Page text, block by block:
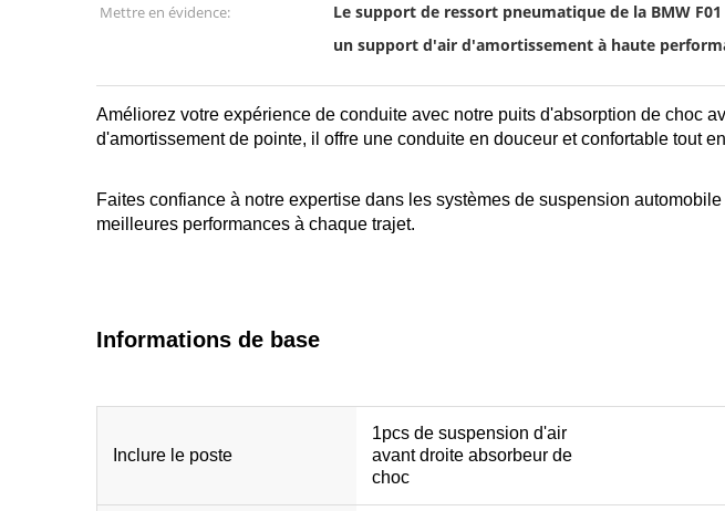
Mettre en évidence:
Le support de ressort pneumatique de la BMW F01
un support d'air d'amortissement à haute
Améliorez votre expérience de conduite avec notre puits d'absorption de choc
d'amortissement de pointe, il offre une conduite en douceur et confortable tout
Faites confiance à notre expertise dans les systèmes de suspension
meilleures performances à chaque trajet.
Informations de base
Inclure le poste
1pcs de suspension d'air
avant droite absorbeur de
choc